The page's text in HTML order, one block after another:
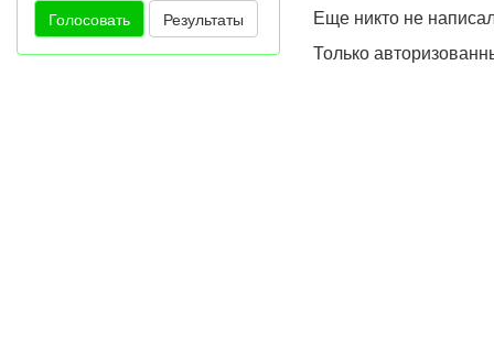
Голосовать Результаты
Еще никто не
Только